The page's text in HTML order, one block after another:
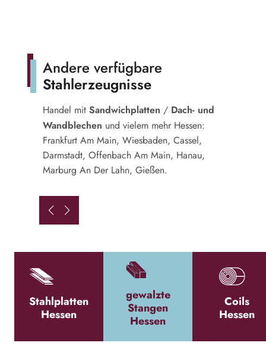
Andere verfügbare
Stahlerzeugnisse
Handel mit Sandwichplatten / Dach- und
Wandblechen und vielem mehr Hessen:
Frankfurt Am Main, Wiesbaden, Cassel,
Darmstadt, Offenbach Am Main, Hanau,
Marburg An Der Lahn, Gießen.
Stahlplatten
Hessen
gewalzte
Stangen
Hessen
Coils
Hessen